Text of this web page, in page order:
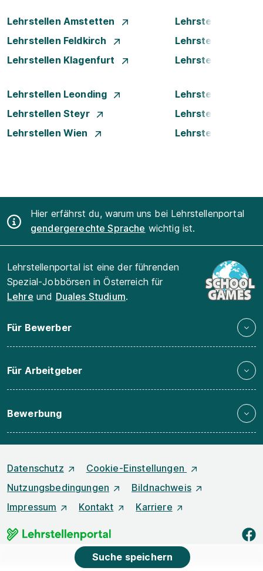
Suche speichern
Lehrstellen Amstetten
Lehrstellen
Lehrstellen Feldkirch
Lehrstellen Graz
Lehrstellen Klagenfurt
Lehrstellen
Lehrstellen Leonding
Lehrstellen
Lehrstellen Steyr
Lehrstellen Traun
Lehrstellen Wien
Lehrstellen
Hier erfährst du, warum uns bei Lehrstellenportal
gendergerechte Sprache wichtig ist.
Lehrstellenportal ist eine der führenden
Spezial-Jobbörsen in Österreich für
Lehre und Duales Studium.
Für Bewerber
Für Arbeitgeber
Bewerbung
Datenschutz
Cookie-Einstellungen
Nutzungsbedingungen
Bildnachweis
Impressum
Kontakt Karriere